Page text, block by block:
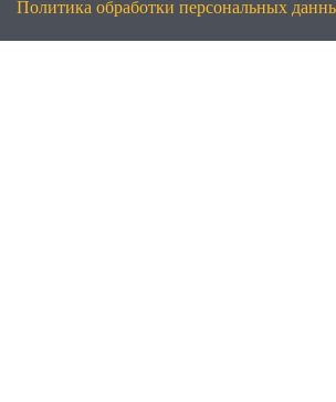
Политика обработки персональных